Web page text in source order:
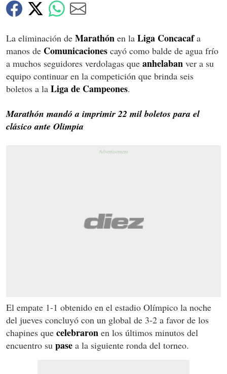
La eliminación de Marathón en la Liga Concacafa
manos de Comunicaciones cayó como balde de agua frío
a muchos seguidores verdolagas que anhelaban ver a su
equipo continuar en la competición que brinda seis
boletos a la Liga de Campeones.
Marathón mandó a imprimir 22 mil boletos para el
clásico ante Olimpia
El empate 1-1 obtenido en el estadio Olímpico la noche
del jueves concluyó con un global de 3-2 a favor de los
chapines que celebraron en los últimos minutos del
encuentro su pase a la siguiente ronda del torneo.